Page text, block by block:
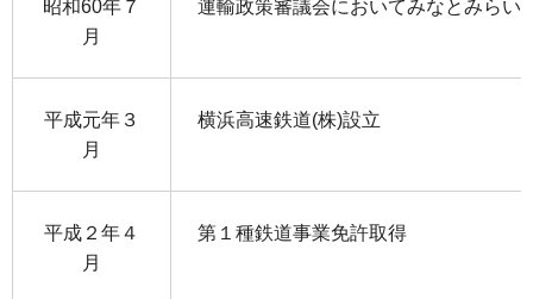
昭和60年７
月
運輸政策審議会においてみなとみらい
平成元年３
月
横浜高速鉄道(株)設立
平成２年４
月
第１種鉄道事業免許取得